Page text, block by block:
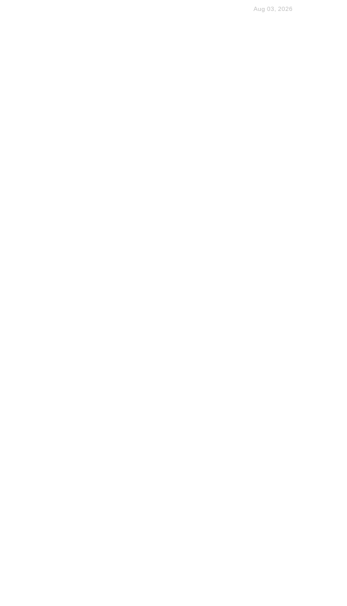
Aug 03, 2026